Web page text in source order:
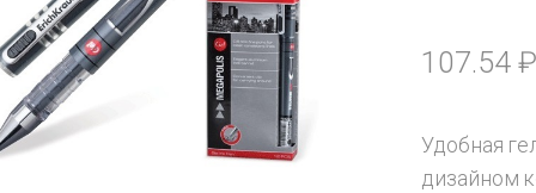
107.54
Удобная
дизайном